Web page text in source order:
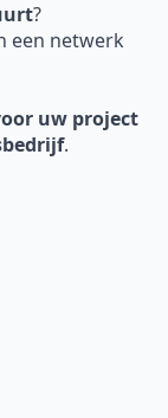
?
een netwerk
uw project
.